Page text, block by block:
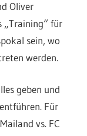
Oliver
„Training“ für
sein, wo
werden.
geben und
Für
vs. FC